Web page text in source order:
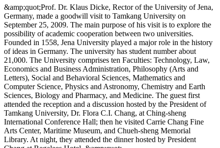
&amp;quot;Prof. Dr. Klaus Dicke, Rector of the University of Jena,
Germany, made a goodwill visit to Tamkang University on
September 25, 2009. The main purpose of his visit is to explore the
possibility of academic cooperation between two universities.
Founded in 1558, Jena University played a major role in the history
of ideas in Germany. The university has student number about
21,000. The University comprises ten Faculties: Technology, Law,
Economics and Business Administration, Philosophy (Arts and
Letters), Social and Behavioral Sciences, Mathematics and
Computer Science, Physics and Astronomy, Chemistry and Earth
Sciences, Biology and Pharmacy, and Medicine. The guest first
attended the reception and a discussion hosted by the President of
Tamkang University, Dr. Flora C.I. Chang, at Ching-sheng
International Conference Hall; then he visited Carrie Chang Fine
Arts Center, Maritime Museum, and Chueh-sheng Memorial
Library. At night, they attended the dinner hosted by President